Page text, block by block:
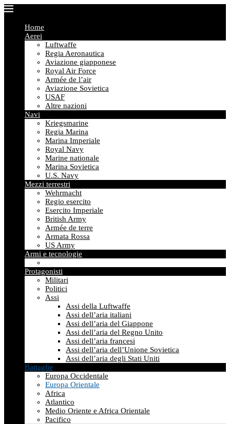
Home
Aerei
Luftwaffe
Regia Aeronautica
Aviazione giapponese
Royal Air Force
Armée de l’air
Aviazione Sovietica
USAF
Altre nazioni
Navi
Kriegsmarine
Regia Marina
Marina Imperiale
Royal Navy
Marine nationale
Marina Sovietica
U.S. Navy
Mezzi terrestri
Wehrmacht
Regio esercito
Esercito Imperiale
British Army
Armée de terre
Armata Rossa
US Army
Armi e tecnologie
Protagonisti
Militari
Politici
Assi
Assi della Luftwaffe
Assi dell’aria italiani
Assi dell’aria del Giappone
Assi dell’aria del Regno Unito
Assi dell’aria francesi
Assi dell’aria dell’Unione Sovietica
Assi dell’aria degli Stati Uniti
Battaglie
Europa Occidentale
Europa Orientale
Africa
Atlantico
Medio Oriente e Africa Orientale
Pacifico